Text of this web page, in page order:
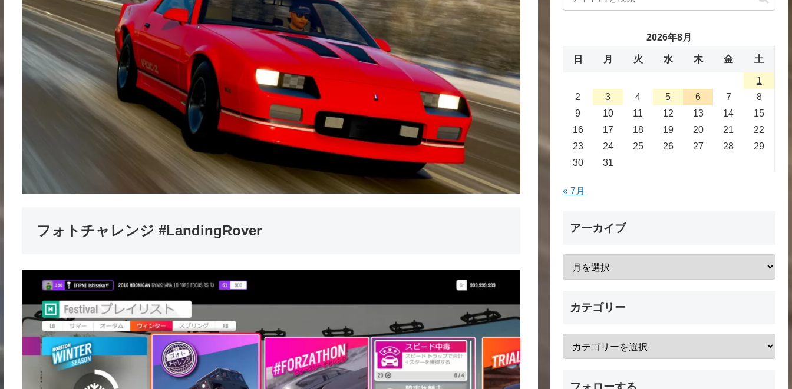
フォトチャレンジ #LandingRover
2026年8月
日 月 火 水 木 金 土
1
2
3 4 5 6 7
8
9
10 11 12 13 14
15
16
17 18 19 20 21
22
23
24 25 26 27 28
29
30
31
« 7月
アーカイブ
カテゴリー